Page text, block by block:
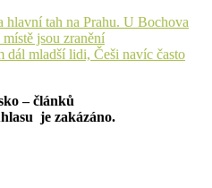
hlavní tah na Prahu. U Bochova
jsou zranění
dál mladší lidi, Češi navíc často
– článků
je zakázáno.